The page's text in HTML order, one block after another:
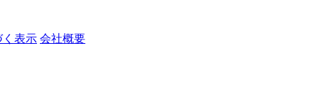
く表示 会社概要